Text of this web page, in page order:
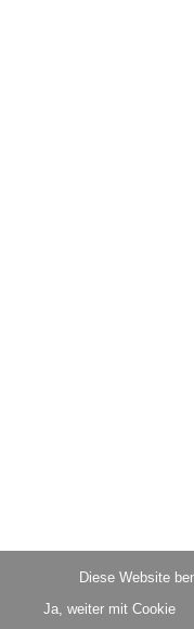
Diese Website
Ja, weiter mit Cookie